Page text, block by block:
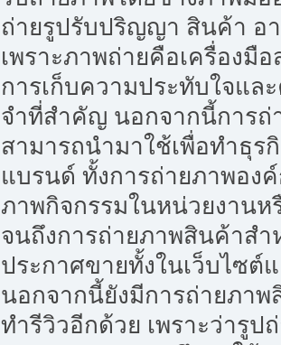
ถ่ายรูปรับปริญญา สินค้า อ
เพราะภาพถ่ายคือเครื่องมื
การเก็บความประทับใจแล
จำที่สำคัญ นอกจากนี้การถ่
สามารถนำมาใช้เพื่อทำธุร
แบรนด์ ทั้งการถ่ายภาพอง
ภาพกิจกรรมในหน่วยงานห
จนถึงการถ่ายภาพสินค้าสำ
ประกาศขายทั้งในเว็บไซต์
นอกจากนี้ยังมีการถ่ายภาพ
ทำรีวิวอีกด้วย เพราะว่ารูป